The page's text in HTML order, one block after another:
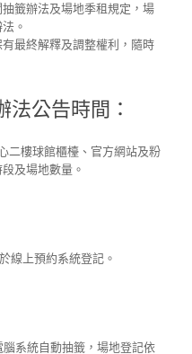
籤辦法及場地季租規定，場
。
最終解釋及調整權利，隨時
公告時間：
二樓球館櫃檯、官方網站及粉
及場地數量。
線上預約系統登記。
系統自動抽籤，場地登記依